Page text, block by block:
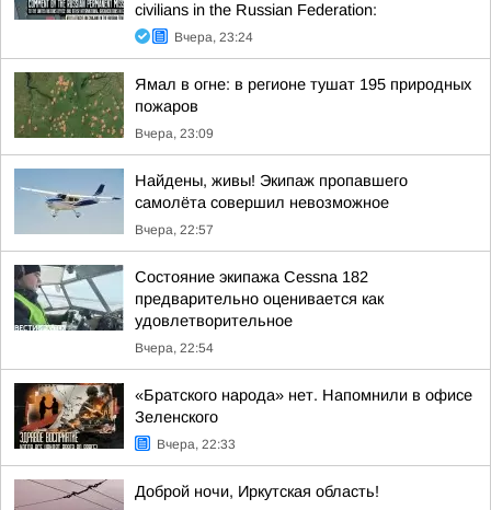
civilians in the Russian Federation:
Вчера, 23:24
Ямал в огне: в регионе тушат 195 природных
пожаров
Вчера, 23:09
Найдены, живы! Экипаж пропавшего
самолёта совершил невозможное
Вчера, 22:57
Состояние экипажа Cessna 182
предварительно оценивается как
удовлетворительное
Вчера, 22:54
«Братского народа» нет. Напомнили в офисе
Зеленского
Вчера, 22:33
Доброй ночи, Иркутская область!